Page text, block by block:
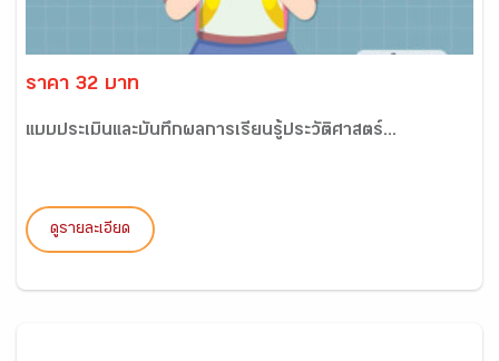
ราคา 32 บาท
แบบประเมินและบันทึกผลการเรียนรู้ประวัติศาสตร์...
ดูรายละเอียด